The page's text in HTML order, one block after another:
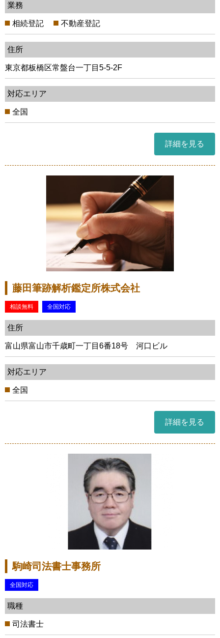
業務
相続登記 不動産登記
住所
東京都板橋区常盤台一丁目5-5-2F
対応エリア
全国
詳細を見る
藤田筆跡解析鑑定所株式会社
相談無料 全国対応
住所
富山県富山市千歳町一丁目6番18号 河口ビル
対応エリア
全国
詳細を見る
駒崎司法書士事務所
全国対応
職種
司法書士